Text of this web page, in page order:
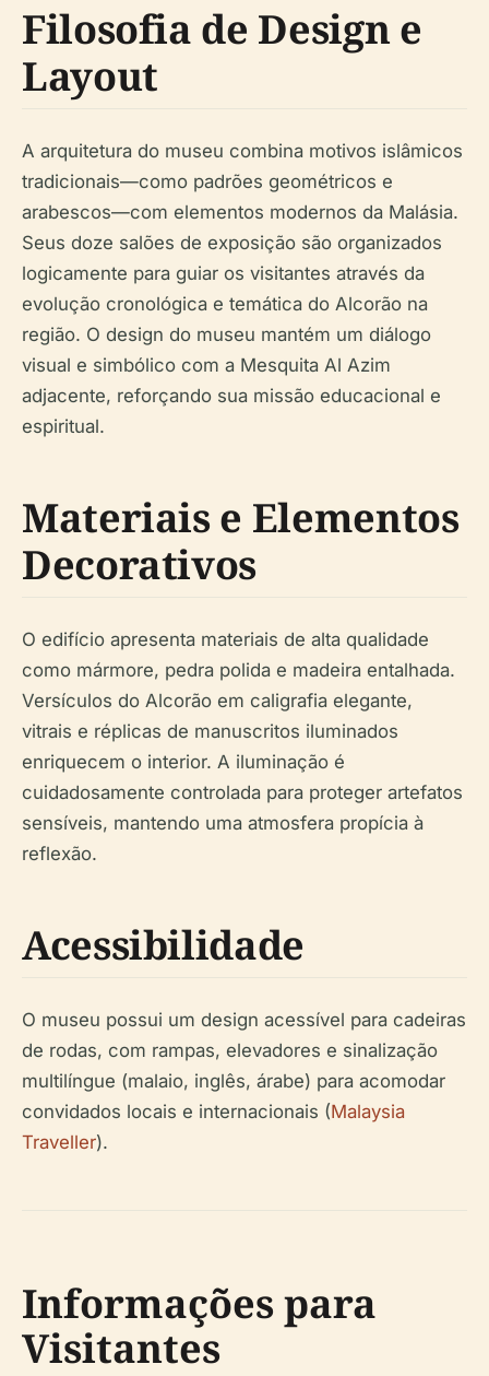
Filosofia de Design e
Layout
A arquitetura do museu combina motivos islâmicos
tradicionais—como padrões geométricos e
arabescos—com elementos modernos da Malásia.
Seus doze salões de exposição são organizados
logicamente para guiar os visitantes através da
evolução cronológica e temática do Alcorão na
região. O design do museu mantém um diálogo
visual e simbólico com a Mesquita Al Azim
adjacente, reforçando sua missão educacional e
espiritual.
Materiais e Elementos
Decorativos
O edifício apresenta materiais de alta qualidade
como mármore, pedra polida e madeira entalhada.
Versículos do Alcorão em caligrafia elegante,
vitrais e réplicas de manuscritos iluminados
enriquecem o interior. A iluminação é
cuidadosamente controlada para proteger artefatos
sensíveis, mantendo uma atmosfera propícia à
reflexão.
Acessibilidade
O museu possui um design acessível para cadeiras
de rodas, com rampas, elevadores e sinalização
multilíngue (malaio, inglês, árabe) para acomodar
convidados locais e internacionais (Malaysia
Traveller).
Informações para
Visitantes